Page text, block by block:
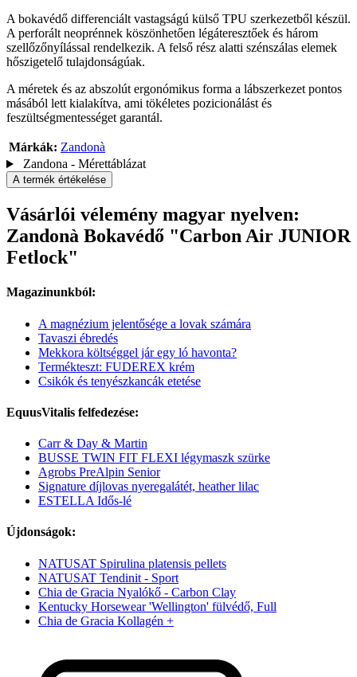
A bokavédő differenciált vastagságú külső TPU szerkezetből készül.
A perforált neoprénnek köszönhetően légáteresztőek és három
szellőzőnyílással rendelkezik. A felső rész alatti szénszálas elemek
hőszigetelő tulajdonságúak.
A méretek és az abszolút ergonómikus forma a lábszerkezet pontos
másából lett kialakítva, ami tökéletes pozicionálást és
feszültségmentességet garantál.
Márkák: Zandonà
Zandona - Mérettáblázat
A termék értékelése
Vásárlói vélemény magyar nyelven:
Zandonà Bokavédő "Carbon Air JUNIOR
Fetlock"
Magazinunkból:
A magnézium jelentősége a lovak számára
Tavaszi ébredés
Mekkora költséggel jár egy ló havonta?
Termékteszt: FUDEREX krém
Csikók és tenyészkancák etetése
EquusVitalis felfedezése:
Carr & Day & Martin
BUSSE TWIN FIT FLEXI légymaszk szürke
Agrobs PreAlpin Senior
Signature díjlovas nyeregalátét, heather lilac
ESTELLA Idős-lé
Újdonságok:
NATUSAT Spirulina platensis pellets
NATUSAT Tendinit - Sport
Chia de Gracia Nyalókő - Carbon Clay
Kentucky Horsewear 'Wellington' fülvédő, Full
Chia de Gracia Kollagén +